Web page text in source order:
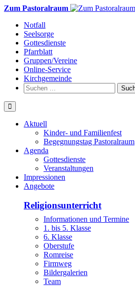
Weiter
Inhalt
Zum Pastoralraum
Notfall
Seelsorge
Gottesdienste
Pfarrblatt
Gruppen/Vereine
Online-Service
Kirchgemeinde
Suchen
nach:
Aktuell
Kinder- und Familienfest
Begegnungstag Pastoralraum
Agenda
Gottesdienste
Veranstaltungen
Impressionen
Angebote
Religionsunterricht
Informationen und Termine
1. bis 5. Klasse
6. Klasse
Oberstufe
Romreise
Firmweg
Bildergalerien
Team